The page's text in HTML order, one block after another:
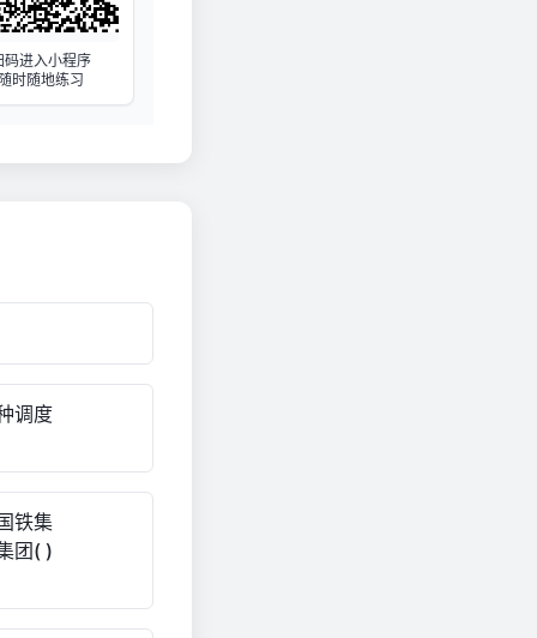
码进入小程序
时随地练习
调度
铁集
团( )